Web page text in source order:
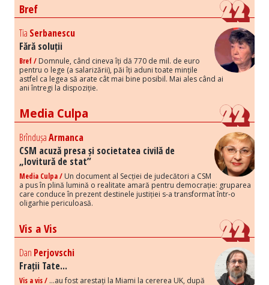
Bref
Tia Serbanescu
Fără soluții
Bref / Domnule, când cineva îți dă 770 de mil. de euro
pentru o lege (a salarizării), păi îți aduni toate mințile
astfel ca legea să arate cât mai bine posibil. Mai ales când ai
ani întregi la dispoziție.
Media Culpa
BrîndușaArmanca
CSM acuză presa și societatea civilă de
„lovitură de stat”
Media Culpa / Un document al Secției de judecători a CSM
a pus în plină lumină o realitate amară pentru democrație: gruparea
care conduce în prezent destinele justiției s-a transformat într-o
oligarhie periculoasă.
Vis a Vis
Dan Perjovschi
Frații Tate...
Vis a vis / ...au fost arestați la Miami la cererea UK, după